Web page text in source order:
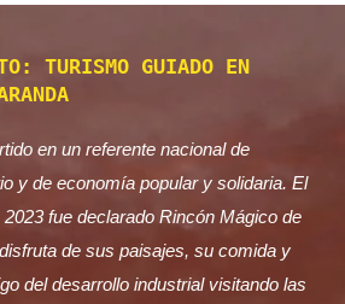
turística única que permite
la creatividad y la tradición
TURISMO GUIADO EN
en un referente nacional de
y de economía popular y solidaria. El
fue declarado Rincón Mágico de
de sus paisajes, su comida y
del desarrollo industrial visitando las